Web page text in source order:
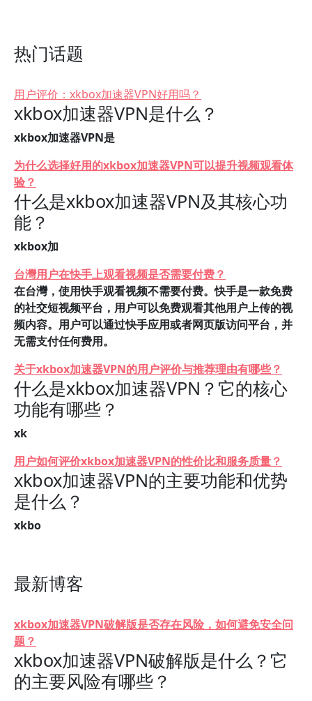
热门话题
用户评价：xkbox加速器VPN好用吗？
xkbox加速器VPN是什么？
xkbox加速器VPN是
为什么选择好用的xkbox加速器VPN可以提升视频观看体
验？
什么是xkbox加速器VPN及其核心功
能？
xkbox加
台灣用户在快手上观看视频是否需要付费？
在台灣，使用快手观看视频不需要付费。快手是一款免费
的社交短视频平台，用户可以免费观看其他用户上传的视
频内容。用户可以通过快手应用或者网页版访问平台，并
无需支付任何费用。
关于xkbox加速器VPN的用户评价与推荐理由有哪些？
什么是xkbox加速器VPN？它的核心
功能有哪些？
xk
用户如何评价xkbox加速器VPN的性价比和服务质量？
xkbox加速器VPN的主要功能和优势
是什么？
xkbo
最新博客
xkbox加速器VPN破解版是否存在风险，如何避免安全问
题？
xkbox加速器VPN破解版是什么？它
的主要风险有哪些？